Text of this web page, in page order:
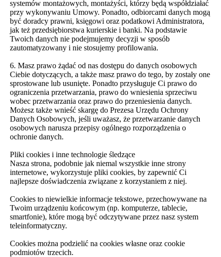
systemów montażowych, montażyści, którzy będą współdziałać
przy wykonywaniu Umowy. Ponadto, odbiorcami danych mogą
być doradcy prawni, księgowi oraz podatkowi Administratora,
jak też przedsiębiorstwa kurierskie i banki. Na podstawie
Twoich danych nie podejmujemy decyzji w sposób
zautomatyzowany i nie stosujemy profilowania.
6. Masz prawo żądać od nas dostępu do danych osobowych
Ciebie dotyczących, a także masz prawo do tego, by zostały one
sprostowane lub usunięte. Ponadto przysługuje Ci prawo do
ograniczenia przetwarzania, prawo do wniesienia sprzeciwu
wobec przetwarzania oraz prawo do przeniesienia danych.
Możesz także wnieść skargę do Prezesa Urzędu Ochrony
Danych Osobowych, jeśli uważasz, że przetwarzanie danych
osobowych narusza przepisy ogólnego rozporządzenia o
ochronie danych.
Pliki cookies i inne technologie śledzące
Nasza strona, podobnie jak niemal wszystkie inne strony
internetowe, wykorzystuje pliki cookies, by zapewnić Ci
najlepsze doświadczenia związane z korzystaniem z niej.
Cookies to niewielkie informacje tekstowe, przechowywane na
Twoim urządzeniu końcowym (np. komputerze, tablecie,
smartfonie), które mogą być odczytywane przez nasz system
teleinformatyczny.
Cookies można podzielić na cookies własne oraz cookie
podmiotów trzecich.